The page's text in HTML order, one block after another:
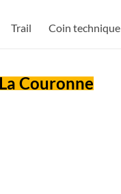
Trail Coin technique
Couronne